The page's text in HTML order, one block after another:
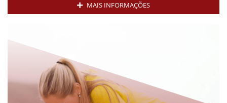
MAIS INFORMAÇÕES